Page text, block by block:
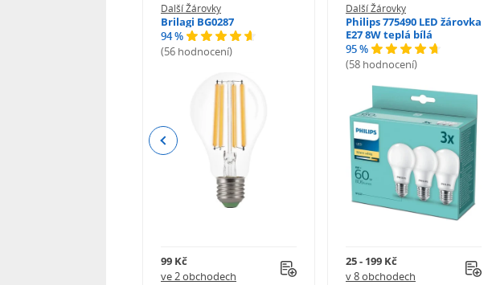
Další Žárovky
Brilagi BG0287
94 %
(56 hodnocení)
99 Kč
ve 2 obchodech
Další Žárovky
Philips 775490 LED žárovka
E27 8W teplá bílá
95 %
(58 hodnocení)
25 - 199 Kč
v 8 obchodech
Previous